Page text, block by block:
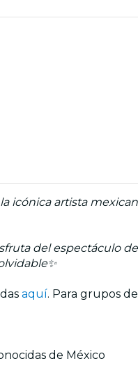
icónica artista
del espectáculo
aquí. Para grupos
de México